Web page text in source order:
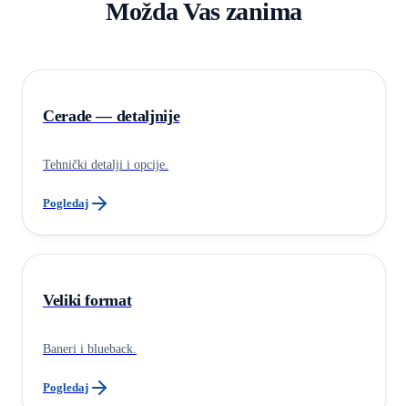
Možda Vas zanima
Cerade — detaljnije
Tehnički detalji i opcije.
Pogledaj
Veliki format
Baneri i blueback.
Pogledaj